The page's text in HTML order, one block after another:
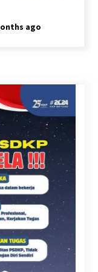
KM.
Rangka
on Blue Economy
PSDKP Bitung
ago